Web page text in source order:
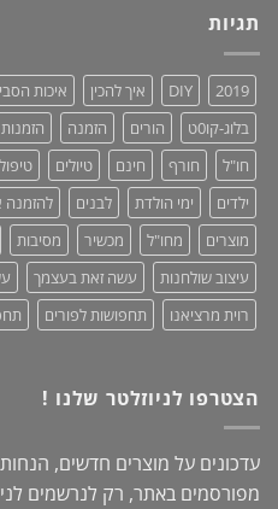
2019:
נוחות,
אופנתיות
+
מחמאות!
תגיות
2019
DIY איך להכין איכות
בלוג-קו0ט
הורים הזמנה הזמנות
חו"ל
חורף חינם טיולים טיפול
ילדים
ימי הולדת לבנים להזמנה
מוצרים
מחו"ל מכשיר מסיבות
עיצוב שולחנות
עשה זאת בעצמך
רוית מרציאנו
תחפושות לפורים
הצטרפו לניוזלטר שלנו !
עדכונים על מוצרים חדשים,
מפורסמים באתר, רק לנרשמים